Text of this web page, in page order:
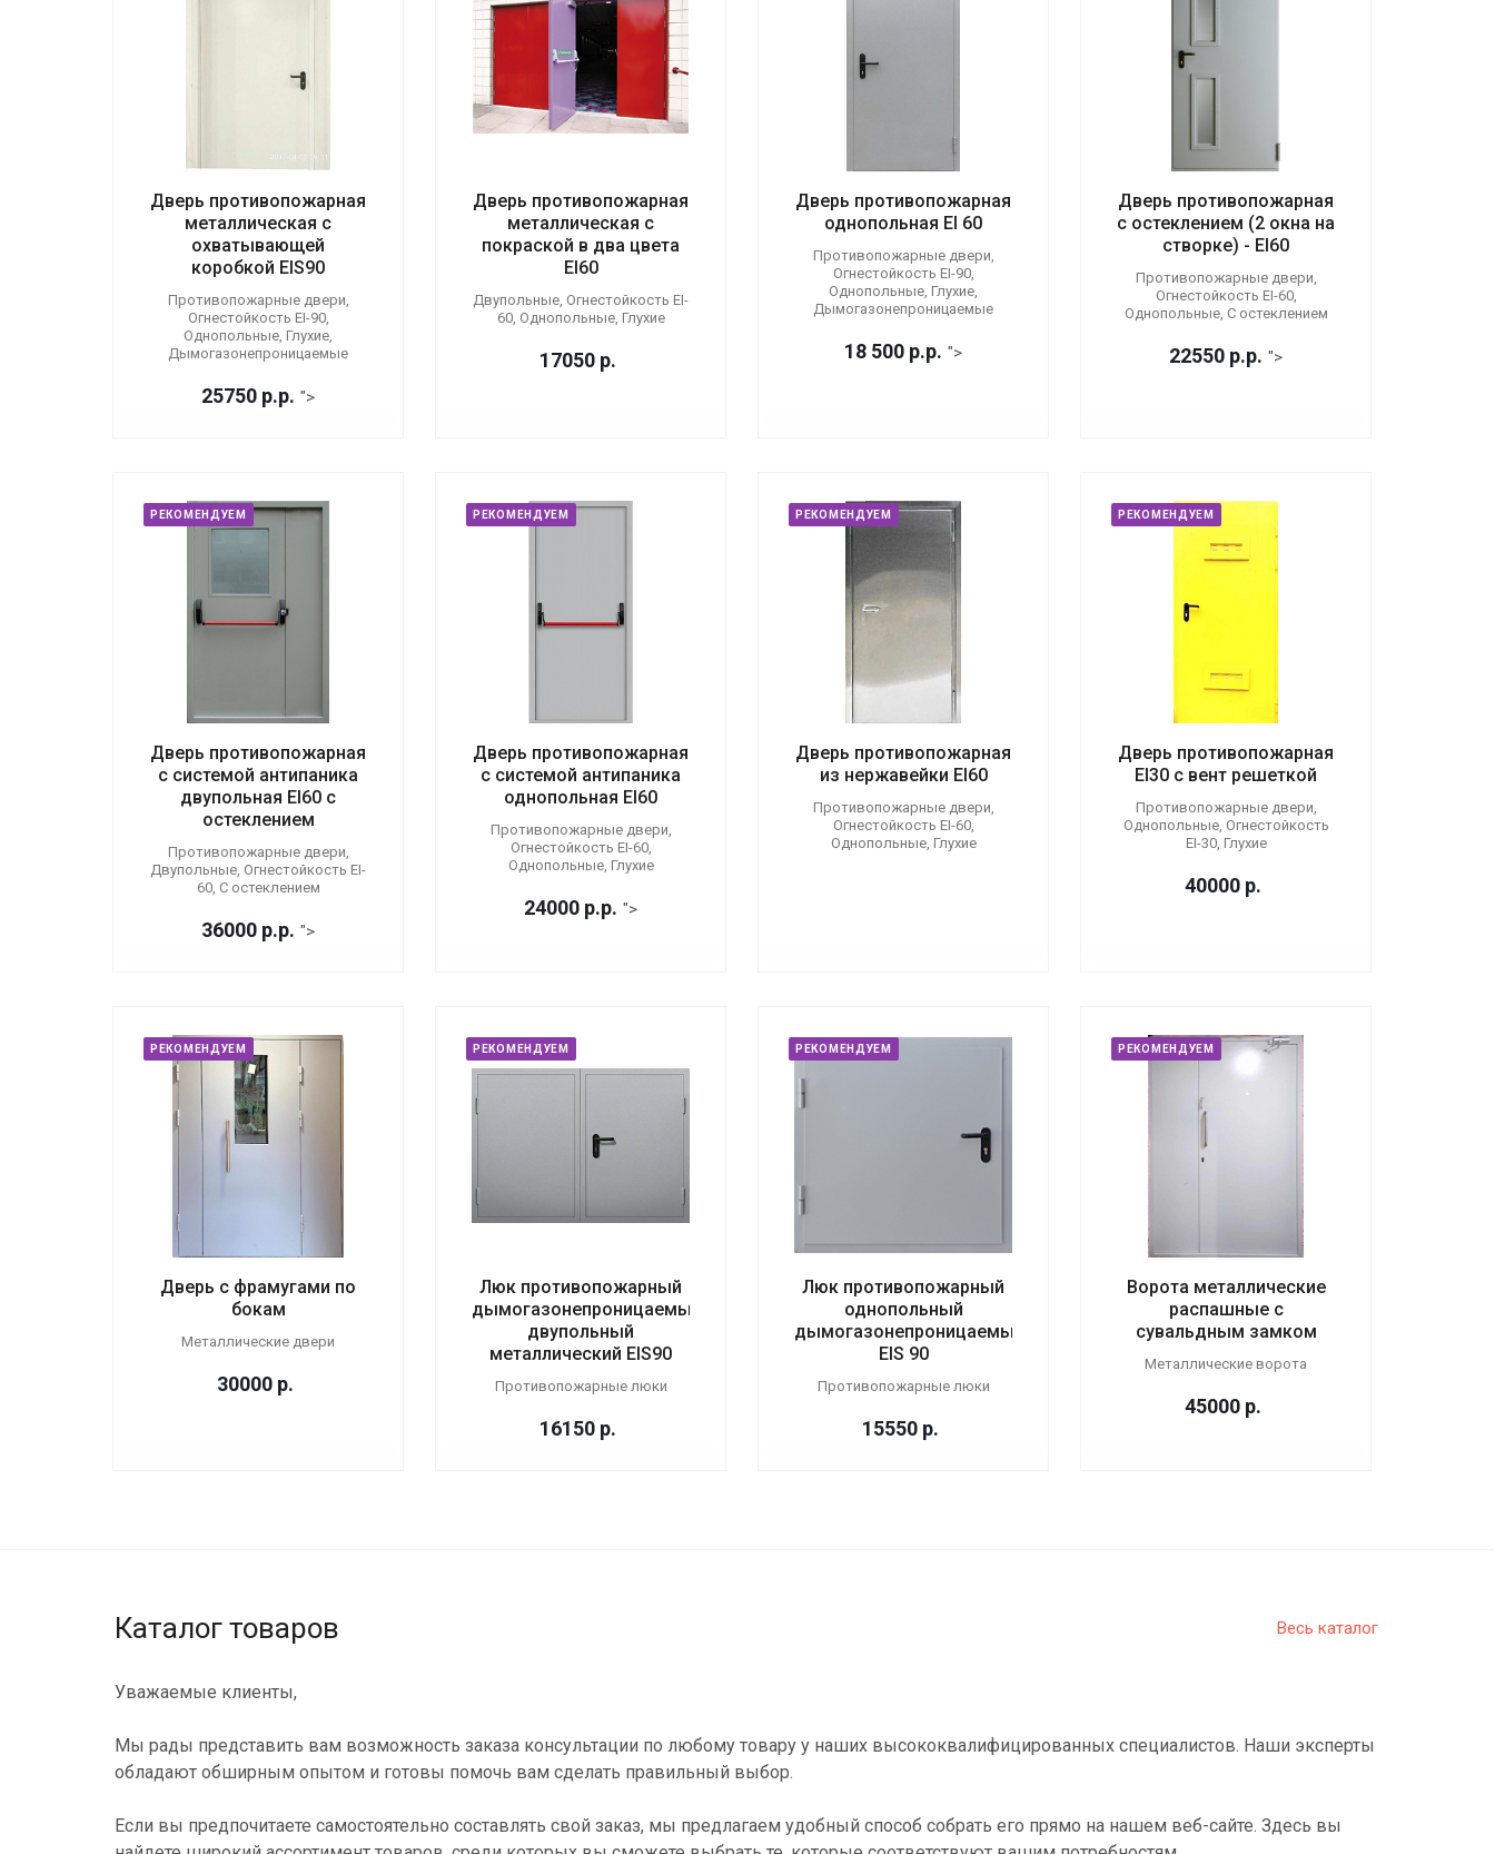
Дверь противопожарная
металлическая с
охватывающей
коробкой EIS90
Противопожарные двери,
Огнестойкость EI-90,
Однопольные, Глухие,
Дымогазонепроницаемые
25750 р.р. ">
Дверь противопожарная
металлическая с
покраской в два цвета
EI60
Двупольные, Огнестойкость EI-
60, Однопольные, Глухие
17050 р.
Дверь противопожарная
однопольная EI 60
Противопожарные двери,
Огнестойкость EI-90,
Однопольные, Глухие,
Дымогазонепроницаемые
18 500 р.р. ">
Дверь противопожарная
с остеклением (2 окна на
створке) - EI60
Противопожарные двери,
Огнестойкость EI-60,
Однопольные, С остеклением
22550 р.р. ">
РЕКОМЕНДУЕМ
Дверь противопожарная
с системой антипаника
двупольная EI60 с
остеклением
Противопожарные двери,
Двупольные, Огнестойкость EI-
60, С остеклением
36000 р.р. ">
РЕКОМЕНДУЕМ
Дверь противопожарная
с системой антипаника
однопольная EI60
Противопожарные двери,
Огнестойкость EI-60,
Однопольные, Глухие
24000 р.р. ">
РЕКОМЕНДУЕМ
Дверь противопожарная
из нержавейки EI60
Противопожарные двери,
Огнестойкость EI-60,
Однопольные, Глухие
РЕКОМЕНДУЕМ
Дверь противопожарная
EI30 с вент решеткой
Противопожарные двери,
Однопольные, Огнестойкость
EI-30, Глухие
40000 р.
РЕКОМЕНДУЕМ
Дверь с фрамугами по
бокам
Металлические двери
30000 р.
РЕКОМЕНДУЕМ
Люк противопожарный
дымогазонепроницаемый
двупольный
металлический EIS90
Противопожарные люки
16150 р.
РЕКОМЕНДУЕМ
Люк противопожарный
однопольный
дымогазонепроницаемый
EIS 90
Противопожарные люки
15550 р.
РЕКОМЕНДУЕМ
Ворота металлические
распашные с
сувальдным замком
Металлические ворота
45000 р.
Весь каталог
Каталог товаров
Уважаемые клиенты,
Мы рады представить вам возможность заказа консультации по любому товару у наших высококвалифицированных специалистов. Наши эксперты
обладают обширным опытом и готовы помочь вам сделать правильный выбор.
Если вы предпочитаете самостоятельно составлять свой заказ, мы предлагаем удобный способ собрать его прямо на нашем веб-сайте. Здесь вы